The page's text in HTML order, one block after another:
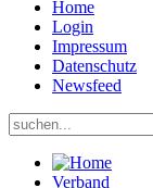
Home
Login
Impressum
Datenschutz
Newsfeed
Verband